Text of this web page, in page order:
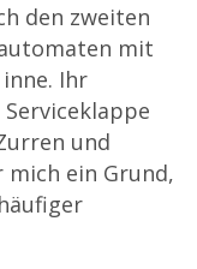
den zweiten
mit
Ihr
und
ein Grund,